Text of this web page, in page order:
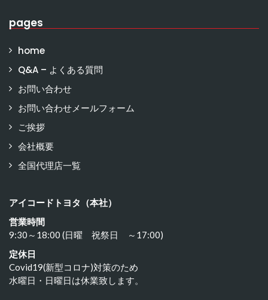
pages
home
Q&A – よくある質問
お問い合わせ
お問い合わせメールフォーム
ご挨拶
会社概要
全国代理店一覧
アイコードトヨタ（本社）
営業時間
9:30～18:00 (日曜 祝祭日 ～17:00)
定休日
Covid19(新型コロナ)対策のため
水曜日・日曜日は休業致します。